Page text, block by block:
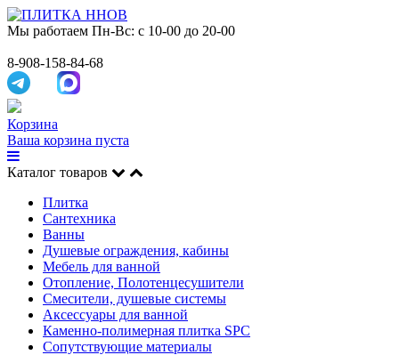
Мы работаем Пн-Вс: с 10-00 до 20-00
8-908-158-84-68
Корзина
Ваша корзина пуста
Каталог товаров
Плитка
Сантехника
Ванны
Душевые ограждения, кабины
Мебель для ванной
Отопление, Полотенцесушители
Смесители, душевые системы
Аксессуары для ванной
Каменно-полимерная плитка SPC
Сопутствующие материалы